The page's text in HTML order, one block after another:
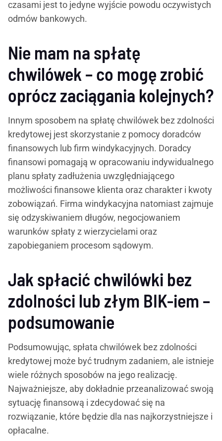
czasami jest to jedyne wyjście powodu oczywistych
odmów bankowych.
Nie mam na spłatę
chwilówek – co mogę zrobić
oprócz zaciągania kolejnych?
Innym sposobem na spłatę chwilówek bez zdolności
kredytowej jest skorzystanie z pomocy doradców
finansowych lub firm windykacyjnych. Doradcy
finansowi pomagają w opracowaniu indywidualnego
planu spłaty zadłużenia uwzględniającego
możliwości finansowe klienta oraz charakter i kwoty
zobowiązań. Firma windykacyjna natomiast zajmuje
się odzyskiwaniem długów, negocjowaniem
warunków spłaty z wierzycielami oraz
zapobieganiem procesom sądowym.
Jak spłacić chwilówki bez
zdolności lub złym BIK-iem –
podsumowanie
Podsumowując, spłata chwilówek bez zdolności
kredytowej może być trudnym zadaniem, ale istnieje
wiele różnych sposobów na jego realizację.
Najważniejsze, aby dokładnie przeanalizować swoją
sytuację finansową i zdecydować się na
rozwiązanie, które będzie dla nas najkorzystniejsze i
opłacalne.